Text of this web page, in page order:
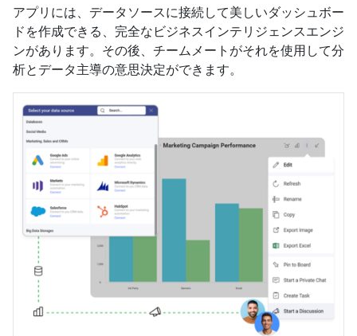
アプリには、データソースに接続して美しいダッシュボー
ドを作成できる、完全なビジネスインテリジェンスエンジ
ンがあります。その後、チームメートがそれを使用して分
析とデータ主導の意思決定ができます。